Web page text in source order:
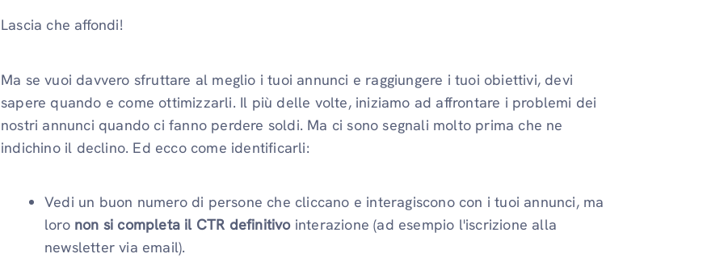
Lascia che affondi!
Ma se vuoi davvero sfruttare al meglio i tuoi annunci e raggiungere i tuoi obiettivi, devi
sapere quando e come ottimizzarli. Il più delle volte, iniziamo ad affrontare i problemi dei
nostri annunci quando ci fanno perdere soldi. Ma ci sono segnali molto prima che ne
indichino il declino. Ed ecco come identificarli:
Vedi un buon numero di persone che cliccano e interagiscono con i tuoi annunci, ma
loro non si completa il CTR definitivointerazione (ad esempio l'iscrizione alla
newsletter via email).